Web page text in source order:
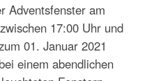
Adventsfenster am
17:00 Uhr und
01. Januar 2021
einem abendlichen